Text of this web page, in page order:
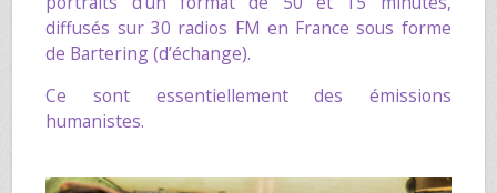
diffusés sur 30 radios FM en France sous forme
de Bartering (d’échange).
Ce sont essentiellement des émissions
humanistes.